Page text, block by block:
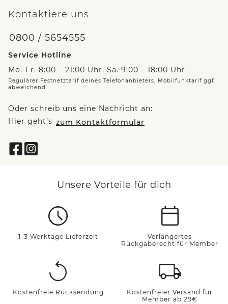
Kontaktiere uns
0800 / 5654555
Service Hotline
Mo.-Fr. 8:00 – 21:00 Uhr, Sa. 9:00 – 18:00 Uhr
Regulärer Festnetztarif deines Telefonanbieters, Mobilfunktarif ggf.
abweichend.
Oder schreib uns eine Nachricht an:
Hier geht’s zum Kontaktformular
Unsere Vorteile für dich
1-3 Werktage Lieferzeit
Verlängertes
Rückgaberecht für Member
Kostenfreie Rücksendung
Kostenfreier Versand für
Member ab 29€